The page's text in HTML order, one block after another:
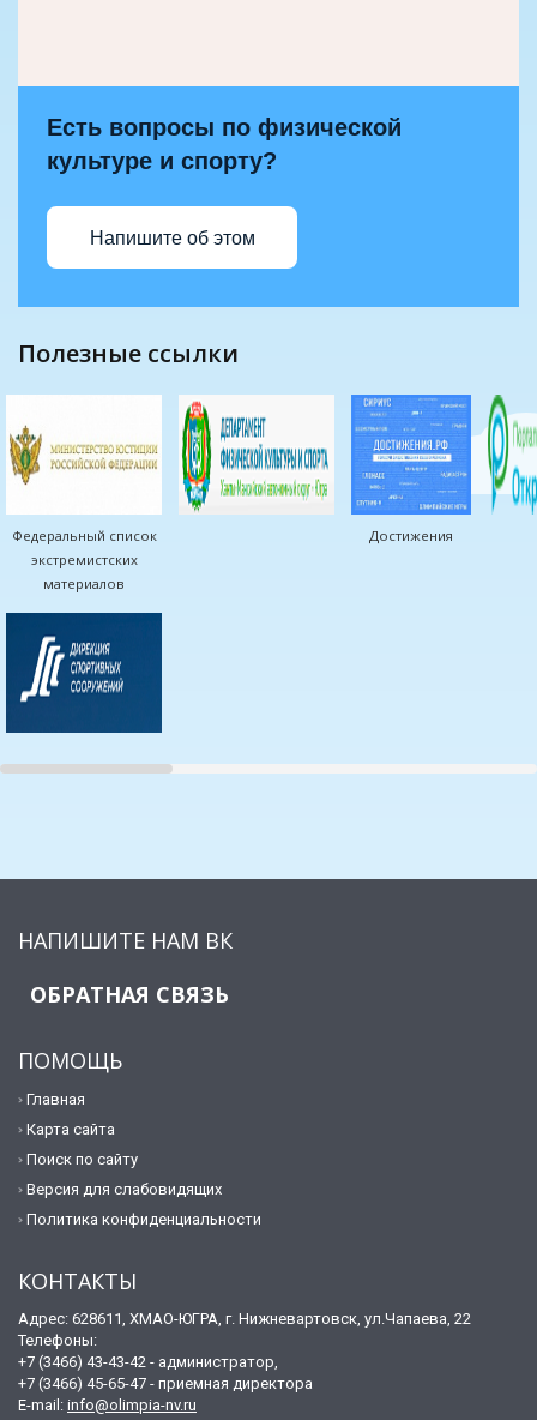
Есть вопросы по физической
культуре и спорту?
Напишите об этом
полезные ссылки
Федеральный список
экстремистских
материалов
Достижения
НАПИШИТЕ НАМ ВК
ОБРАТНАЯ СВЯЗЬ
ПОМОЩЬ
Главная
Карта сайта
Поиск по сайту
Версия для слабовидящих
Политика конфиденциальности
КОНТАКТЫ
Адрес: 628611, ХМАО-ЮГРА, г. Нижневартовск, ул.Чапаева, 22
Телефоны:
+7 (3466) 43-43-42 - администратор,
+7 (3466) 45-65-47 - приемная директора
E-mail: info@olimpia-nv.ru